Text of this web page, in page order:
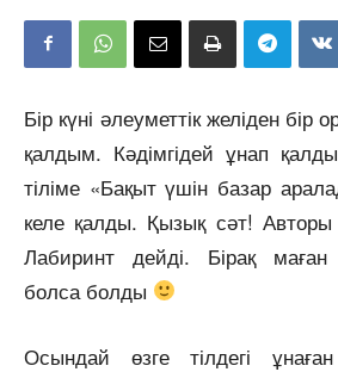
Бір күні әлеуметтік желіден бір
қалдым. Кәдімгідей ұнап
тіліме «Бақыт үшін базар
келе қалды. Қызық сәт!
Лабиринт дейді. Бірақ маған
болса болды
Осындай өзге тілдегі